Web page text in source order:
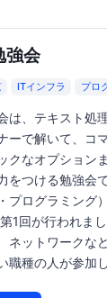
強会
ITインフラ プロ
は、テキスト処
ーで解いて、コ
クなオプション
をつける勉強会
プログラミング
1回が行われま
ネットワークな
職種の人が参加